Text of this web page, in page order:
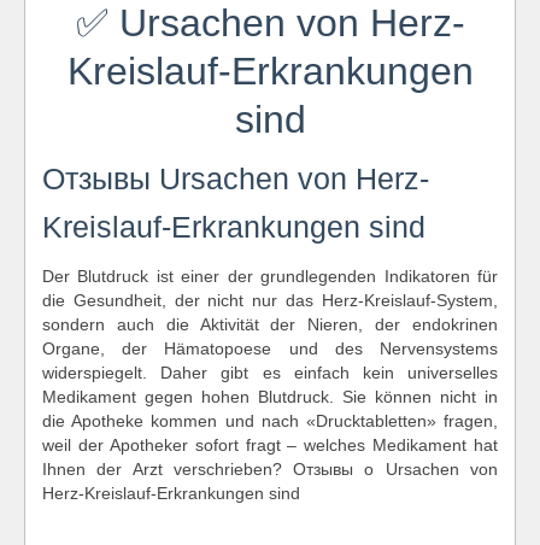
✅ Ursachen von Herz-
Kreislauf-Erkrankungen
sind
Отзывы Ursachen von Herz-
Kreislauf-Erkrankungen sind
Der Blutdruck ist einer der grundlegenden Indikatoren für
die Gesundheit, der nicht nur das Herz-Kreislauf-System,
sondern auch die Aktivität der Nieren, der endokrinen
Organe, der Hämatopoese und des Nervensystems
widerspiegelt. Daher gibt es einfach kein universelles
Medikament gegen hohen Blutdruck. Sie können nicht in
die Apotheke kommen und nach «Drucktabletten» fragen,
weil der Apotheker sofort fragt – welches Medikament hat
Ihnen der Arzt verschrieben? Отзывы о Ursachen von
Herz-Kreislauf-Erkrankungen sind